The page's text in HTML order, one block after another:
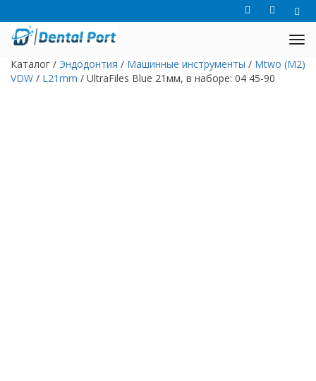
Каталог / Эндодонтия / Машинные инструменты / Mtwo (M2)
VDW / L21mm / UltraFiles Blue 21мм, в наборе: 04 45-90